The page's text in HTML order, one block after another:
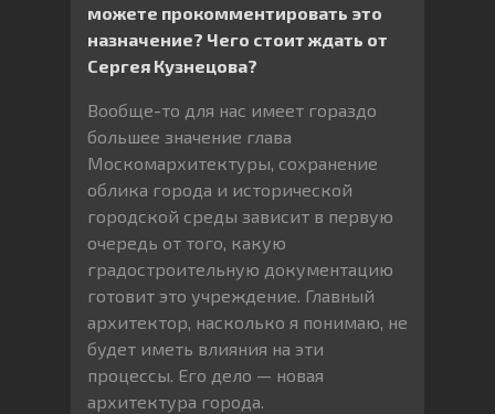
можете прокомментировать это
назначение? Чего стоит ждать от
Сергея Кузнецова?
Вообще-то для нас имеет гораздо
большее значение глава
Москомархитектуры, сохранение
облика города и исторической
городской среды зависит в первую
очередь от того, какую
градостроительную документацию
готовит это учреждение. Главный
архитектор, насколько я понимаю, не
будет иметь влияния на эти
процессы. Его дело — новая
архитектура города.